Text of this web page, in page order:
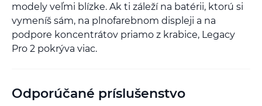
modely veľmi blízke. Ak ti záleží na batérii, ktorú si
vymeníš sám, na plnofarebnom displeji a na
podpore koncentrátov priamo z krabice, Legacy
Pro 2 pokrýva viac.
Odporúčané príslušenstvo